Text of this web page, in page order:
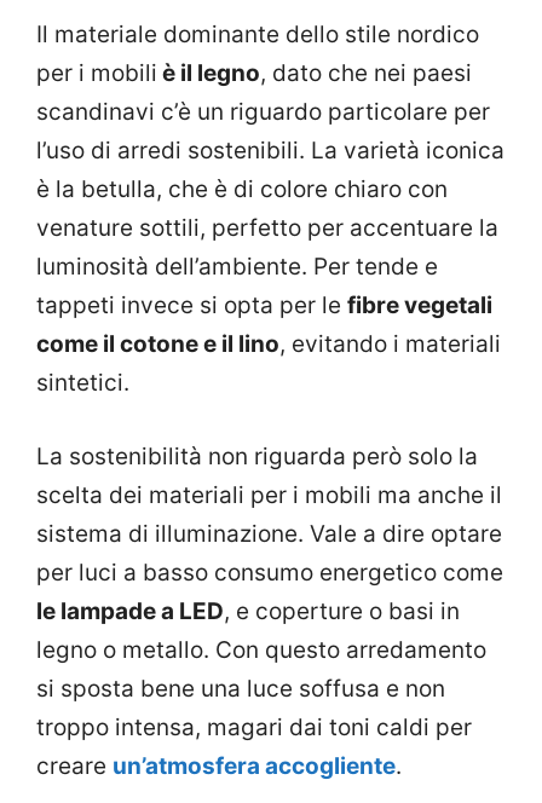
Il materiale dominante dello stile nordico
per i mobili è il legno, dato che nei paesi
scandinavi c’è un riguardo particolare per
l’uso di arredi sostenibili. La varietà iconica
è la betulla, che è di colore chiaro con
venature sottili, perfetto per accentuare la
luminosità dell’ambiente. Per tende e
tappeti invece si opta per le fibre vegetali
come il cotone e il lino, evitando i materiali
sintetici.
La sostenibilità non riguarda però solo la
scelta dei materiali per i mobili ma anche il
sistema di illuminazione. Vale a dire optare
per luci a basso consumo energetico come
le lampade a LED, e coperture o basi in
legno o metallo. Con questo arredamento
si sposta bene una luce soffusa e non
troppo intensa, magari dai toni caldi per
creare un’atmosfera accogliente.